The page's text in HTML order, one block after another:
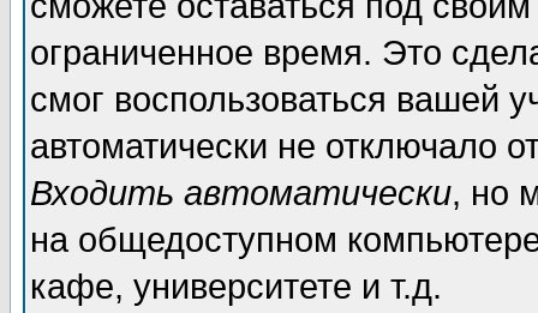
ограниченное время. Это
смог воспользоваться вашей
автоматически не отключало
Входить автоматически, но
на общедоступном
кафе, университете и т.д.